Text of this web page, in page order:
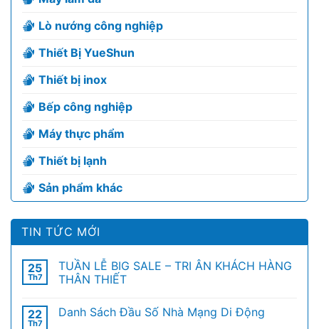
Lò nướng công nghiệp
Thiết Bị YueShun
Thiết bị inox
Bếp công nghiệp
Máy thực phẩm
Thiết bị lạnh
Sản phẩm khác
TIN TỨC MỚI
25
Th7
TUẦN LỄ BIG SALE – TRI ÂN KHÁCH HÀNG
THÂN THIẾT
22
Th7
Danh Sách Đầu Số Nhà Mạng Di Động